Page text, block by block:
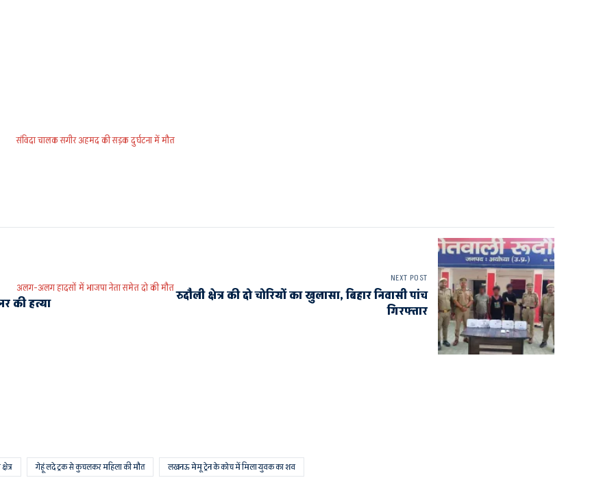
संविदा चालक सगीर अहमद की सड़क दुर्घटना में मौत
अलग-अलग हादसों में भाजपा नेता समेत दो की मौत
गेहूं लदे ट्रक से कुचलकर महिला की मौत लखनऊ मेमू ट्रेन के कोच में मिला युवक का शव
की हत्या
NEXT POST
रुदौली क्षेत्र की दो चोरियों का खुलासा, बिहार निवासी पांच
गिरफ्तार